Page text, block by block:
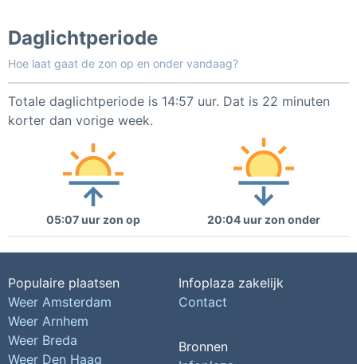
Daglichtperiode
Hoe laat gaat de zon op en onder vandaag?
Totale daglichtperiode is 14:57 uur. Dat is 22 minuten
korter dan vorige week.
05:07 uur zon op 20:04 uur zon onder
Populaire plaatsen
Weer Amsterdam
Weer Arnhem
Weer Breda
Weer Den Haag
Infoplaza zakelijk
Contact
Bronnen